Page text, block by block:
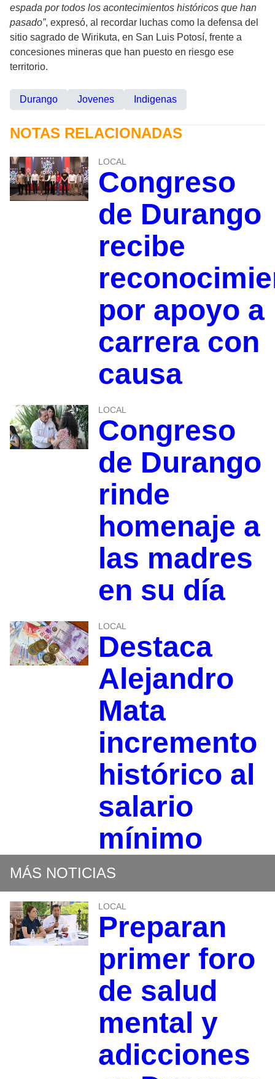
espada por todos los acontecimientos históricos que han
pasado”, expresó, al recordar luchas como la defensa del
sitio sagrado de Wirikuta, en San Luis Potosí, frente a
concesiones mineras que han puesto en riesgo ese
territorio.
Durango Jovenes Indigenas
NOTAS RELACIONADAS
LOCAL
Congreso
de Durango
recibe
por apoyo a
carrera con
causa
LOCAL
Congreso
de Durango
rinde
homenaje a
las madres
en su día
LOCAL
Destaca
Alejandro
Mata
incremento
histórico al
salario
mínimo
MÁS NOTICIAS
LOCAL
Preparan
primer foro
de salud
mental y
adicciones